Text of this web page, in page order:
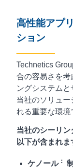
高性能アプ
ション
Technetics
合の容易さを考
ングシステムと
当社のソリュー
れる重要な環境
当社のシーリ
以下が含まれま
ケノール ：